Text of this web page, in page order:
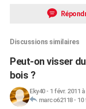
Discussions similaires
Peut-on visser
bois ?
Eky40- 1 févr. 2011 à
marco62118- 10